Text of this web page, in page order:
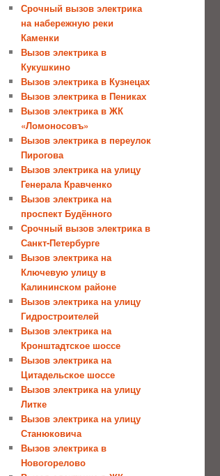
Срочный вызов электрика
на набережную реки
Каменки
Вызов электрика в
Кукушкино
Вызов электрика в Кузнецах
Вызов электрика в Пениках
Вызов электрика в ЖК
«Ломоносовъ»
Вызов электрика в переулок
Пирогова
Вызов электрика на улицу
Генерала Кравченко
Вызов электрика на
проспект Будённого
Срочный вызов электрика в
Санкт-Петербурге
Вызов электрика на
Ключевую улицу в
Калининском районе
Вызов электрика на улицу
Гидростроителей
Вызов электрика на
Кронштадтское шоссе
Вызов электрика на
Цитадельское шоссе
Вызов электрика на улицу
Литке
Вызов электрика на улицу
Станюковича
Вызов электрика в
Новогорелово